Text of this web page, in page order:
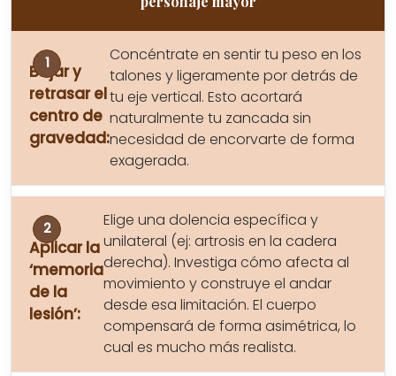
Bajar y
retrasar el
centro de
gravedad:
Concéntrate en sentir tu peso en los
talones y ligeramente por detrás de
tu eje vertical. Esto acortará
naturalmente tu zancada sin
necesidad de encorvarte de forma
exagerada.
Aplicar la
‘memoria
de la
lesión’:
Elige una dolencia específica y
unilateral (ej: artrosis en la cadera
derecha). Investiga cómo afecta al
movimiento y construye el andar
desde esa limitación. El cuerpo
compensará de forma asimétrica, lo
cual es mucho más realista.